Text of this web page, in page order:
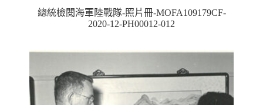
總統檢閱海軍陸戰隊-照片冊-MOFA109179CF-
2020-12-PH00012-012